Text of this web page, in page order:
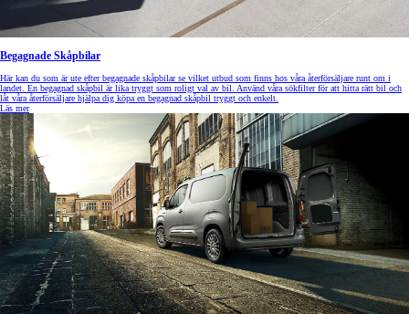
Begagnade Skåpbilar
Här kan du som är ute efter begagnade skåpbilar se vilket utbud som finns hos våra återförsäljare runt om i
landet. En begagnad skåpbil är lika tryggt som roligt val av bil. Använd våra sökfilter för att hitta rätt bil och
låt våra återförsäljare hjälpa dig köpa en begagnad skåpbil tryggt och enkelt.
Läs mer